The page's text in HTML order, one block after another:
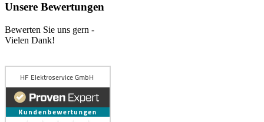
Unsere Bewertungen
Bewerten Sie uns gern -
Vielen Dank!